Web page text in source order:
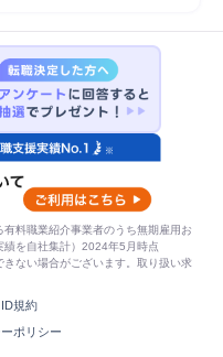
料職業紹介事業者のうち無期雇用お
績を自社集計）2024年5月時点
ない場合がございます。取り扱い求
規約
ポリシー